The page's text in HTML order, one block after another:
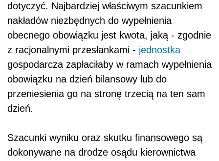
dotyczyć. Najbardziej właściwym szacunkiem
nakładów niezbędnych do wypełnienia
obecnego obowiązku jest kwota, jaką - zgodnie
z racjonalnymi przesłankami - jednostka
gospodarcza zapłaciłaby w ramach wypełnienia
obowiązku na dzień bilansowy lub do
przeniesienia go na stronę trzecią na ten sam
dzień.
Szacunki wyniku oraz skutku finansowego są
dokonywane na drodze osądu kierownictwa